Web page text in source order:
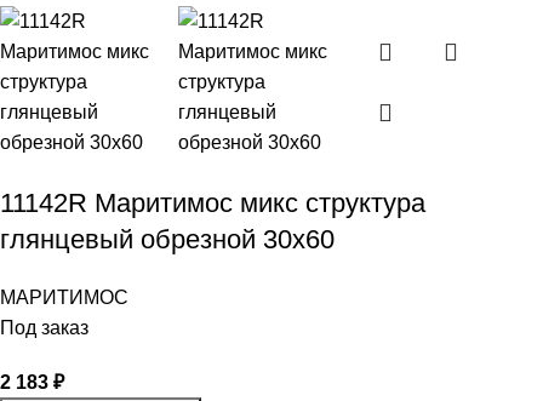
11142R Маритимос микс структура
глянцевый обрезной 30х60
МАРИТИМОС
Под заказ
2 183 ₽